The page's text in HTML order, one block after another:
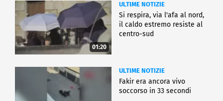
01:20
ULTIME NOTIZIE
Si respira, via l'afa al nord,
il caldo estremo resiste al
centro-sud
ULTIME NOTIZIE
Fakir era ancora vivo
soccorso in 33 secondi